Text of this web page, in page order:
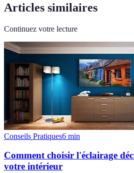
Articles similaires
Continuez votre lecture
Conseils Pratiques6 min
Comment choisir l'éclairage
votre intérieur